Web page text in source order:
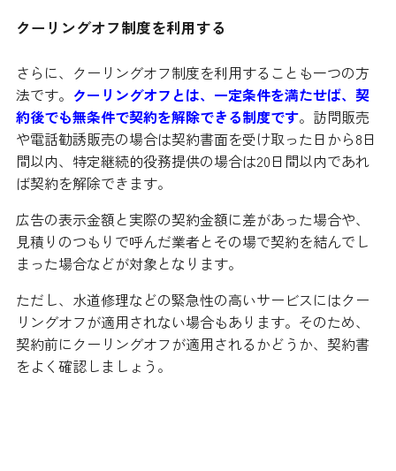
クーリングオフ制度を利用する
さらに、クーリングオフ制度を利用することも一つの方
法です。 クーリングオフとは、一定条件を満たせば、契
約後でも無条件で契約を解除できる制度です。訪問販売
や電話勧誘販売の場合は契約書面を受け取った日から8日
間以内、特定継続的役務提供の場合は20日間以内であれ
ば契約を解除できます。
広告の表示金額と実際の契約金額に差があった場合や、
見積りのつもりで呼んだ業者とその場で契約を結んでし
まった場合などが対象となります。
ただし、水道修理などの緊急性の高いサービスにはクー
リングオフが適用されない場合もあります。そのため、
契約前にクーリングオフが適用されるかどうか、契約書
をよく確認しましょう。